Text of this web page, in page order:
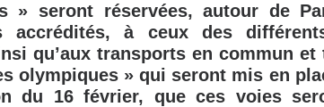
» seront réservées, autour de
accrédités, à ceux des
qu’aux transports en commun
olympiques » qui seront mis en
du 16 février, que ces voies